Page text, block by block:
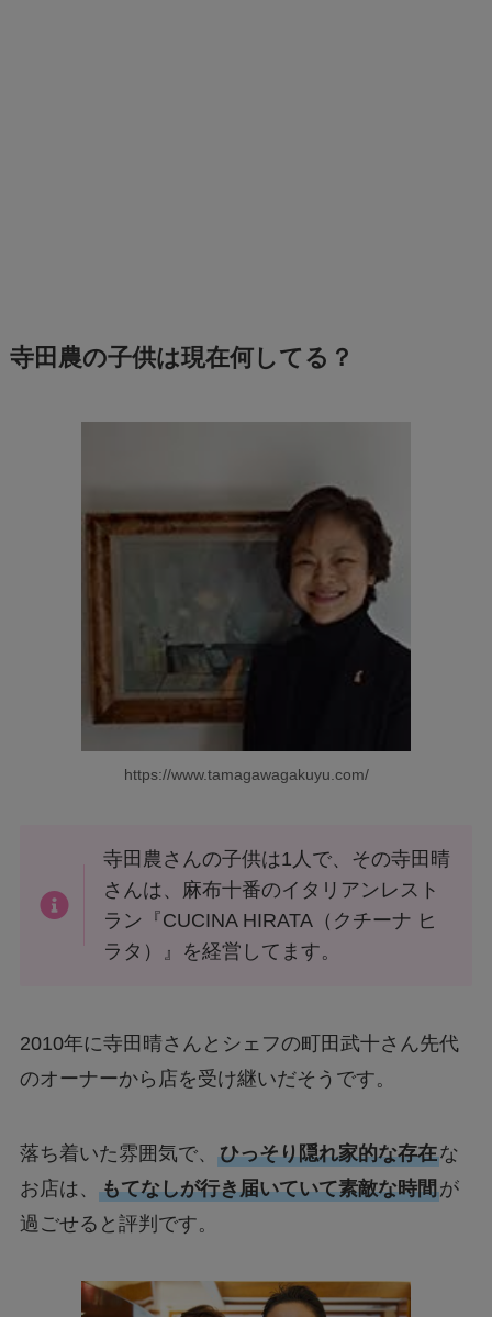
寺田農の子供は現在何してる？
https://www.tamagawagakuyu.com/
寺田農さんの子供は1人で、その寺田晴
さんは、麻布十番のイタリアンレスト
ラン『CUCINA HIRATA（クチーナ ヒ
ラタ）』を経営してます。
2010年に寺田晴さんとシェフの町田武十さん先代
のオーナーから店を受け継いだそうです。
落ち着いた雰囲気で、 ひっそり隠れ家的な存在な
お店は、 もてなしが行き届いていて素敵な時間が
過ごせると評判です。